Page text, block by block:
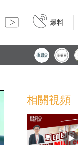
爆料
相關視頻